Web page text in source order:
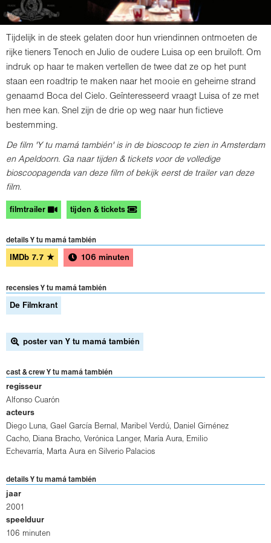
Tijdelijk in de steek gelaten door hun vriendinnen ontmoeten de
rijke tieners Tenoch en Julio de oudere Luisa op een bruiloft. Om
indruk op haar te maken vertellen de twee dat ze op het punt
staan een roadtrip te maken naar het mooie en geheime strand
genaamd Boca del Cielo. Geïnteresseerd vraagt Luisa of ze met
hen mee kan. Snel zijn de drie op weg naar hun fictieve
bestemming.
De film 'Y tu mamá también' is in de bioscoop te zien in Amsterdam
en Apeldoorn. Ga naar tijden & tickets voor de volledige
bioscoopagenda van deze film of bekijk eerst de trailer van deze
film.
filmtrailer tijden & tickets
details Y tu mamá también
IMDb 7.7 ★ 106 minuten
recensies Y tu mamá también
De Filmkrant
poster van Y tu mamá también
cast & crew Y tu mamá también
regisseur
Alfonso Cuarón
acteurs
Diego Luna, Gael García Bernal , Maribel Verdú,
Daniel Giménez
Cacho, Diana Bracho, Verónica Langer, María Aura,
Emilio
Echevarría, Marta Aura en Silverio Palacios
details Y tu mamá también
jaar
2001
speelduur
106 minuten